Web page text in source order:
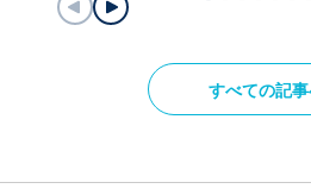
すべての記